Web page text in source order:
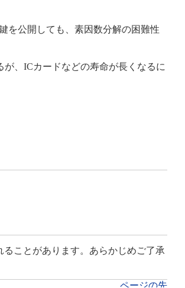
を公開しても、素因数分解の困難性
、ICカードなどの寿命が長くなるに
ことがあります。あらかじめご了承